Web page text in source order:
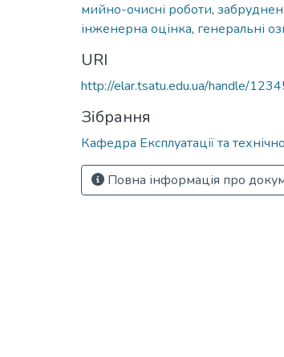
мийно-очисні роботи,
інженерна оцінка, генеральні
URI
http://elar.tsatu.edu.ua/handle/
Зібрання
Кафедра Експлуатації та
Повна інформація про